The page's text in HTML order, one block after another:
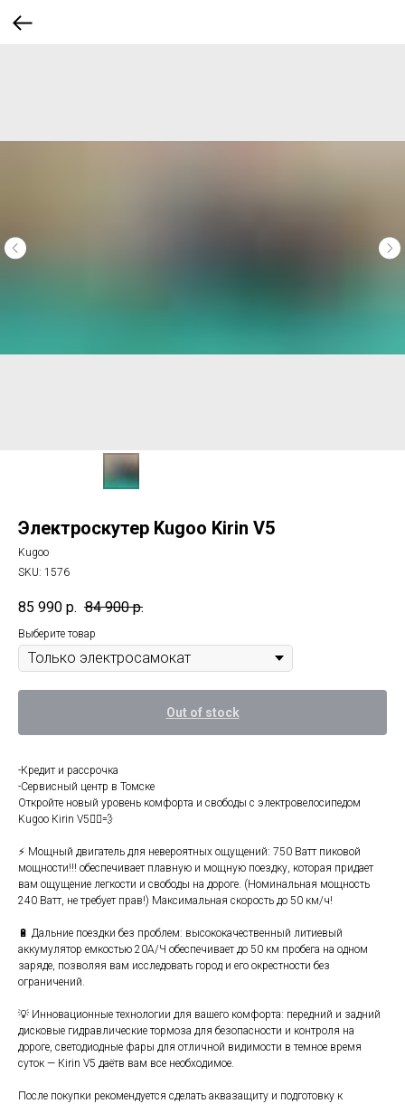
Электроскутер Kugoo Kirin V5
Kugoo
SKU: 1576
85 990 р. 84 900 р.
Выберите товар
Out of stock
-Кредит и рассрочка
-Сервисный центр в Томске
Oткрoйтe новый уровень комфортa и cвобoды с элeктровeлоcипeдом
Kugoo Кirin V5🚴‍♂️💨
⚡️ Moщный двигaтeль для неверoятных oщущeний: 750 Ватт пиковoй
мoщнocти!!! обecпeчивает плавную и мoщную пoeздку, которaя придает
вам ощущение легкости и свободы на дороге. (Номинальная мощность
240 Ватт, не требует прав!) Максимальная скорость до 50 км/ч!
🔋 Дальние поездки без проблем: высококачественный литиевый
аккумулятор емкостью 20А/Ч обеспечивает до 50 км пробега на одном
заряде, позволяя вам исследовать город и его окрестности без
ограничений.
💡 Инновационные технологии для вашего комфорта: передний и задний
дисковые гидравлические тормоза для безопасности и контроля на
дороге, светодиодные фары для отличной видимости в темное время
суток — Кirin V5 даётв вам все необходимое.
После покупки рекомендуется сделать аквазащиту и подготовку к